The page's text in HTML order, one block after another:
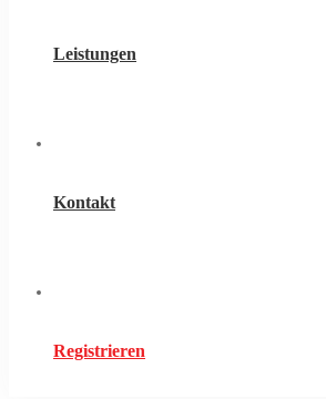
Leistungen
Kontakt
Registrieren